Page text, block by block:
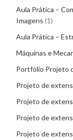
Aula Prática –
Imagens 1
Aula Prática –
Máquinas e
Portfólio Projeto
Projeto de
Projeto de
Projeto de
Projeto de